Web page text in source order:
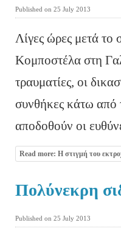
Published on 25 July 2013
Λίγες ώρες μετά το
Κομποστέλα στη
τραυματίες, οι
συνθήκες κάτω από
αποδοθούν οι
Read more: Η στιγμή του
Πολύνεκρη
Published on 25 July 2013